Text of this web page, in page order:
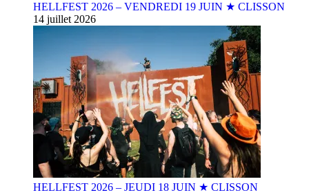
HELLFEST 2026 – VENDREDI 19 JUIN ★ CLISSON
14 juillet 2026
HELLFEST 2026 – JEUDI 18 JUIN ★ CLISSON